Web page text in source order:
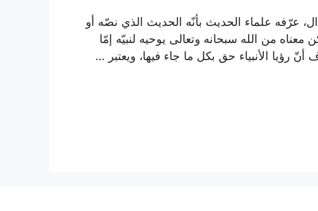
عرّفه علماء الحديث بأنّه الحديث الذي نصّه أو
من الله سبحانه وتعالى يوحيه لنبيّه إمّا
رؤيا الأنبياء حق بكل ما جاء فيها، ويعتبر …